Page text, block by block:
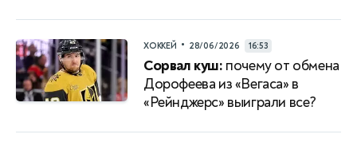
ХОККЕЙ • 28/06/2026 16:53
Сорвал куш: почему от обмена
Дорофеева из «Вегаса» в
«Рейнджерс» выиграли все?